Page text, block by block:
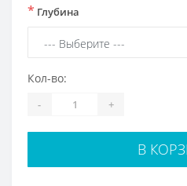
* Глубина
Кол-во:
- +
В